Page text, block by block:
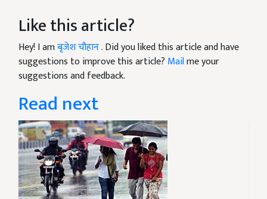
Like this article?
Hey! I amबृजेश चौहान. Did you liked this article and have
suggestions to improve this article? Mailme your
suggestions and feedback.
Read next